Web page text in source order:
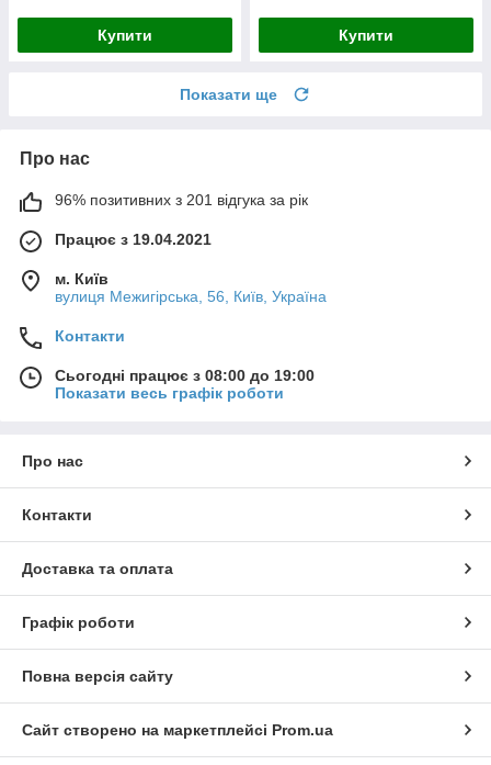
Купити Купити
Показати ще
Про нас
96% позитивних з 201 відгука за рік
Працює з 19.04.2021
м. Київ
вулиця Межигірська, 56, Київ, Україна
Контакти
Сьогодні працює з 08:00 до 19:00
Показати весь графік роботи
Про нас
Контакти
Доставка та оплата
Графік роботи
Повна версія сайту
Сайт створено на маркетплейсі Prom.ua